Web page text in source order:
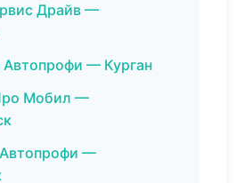
Драйв —
— Курган
Мобил —
—